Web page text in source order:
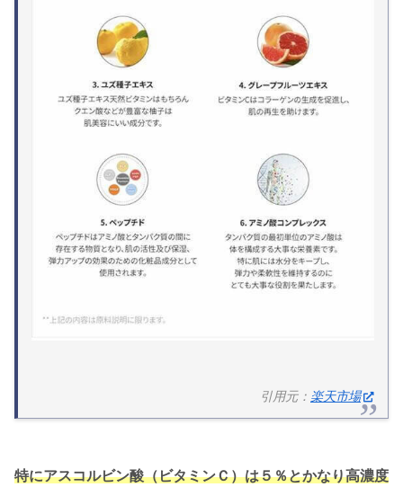
引用元： 楽天市場
特にアスコルビン酸（ビタミンＣ）は５％とかなり高濃度